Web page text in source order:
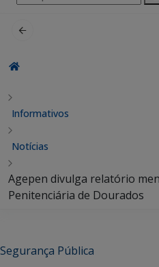
por:
Informativos
Notícias
Agepen divulga relatório
Penitenciária de Dourados
Segurança Pública